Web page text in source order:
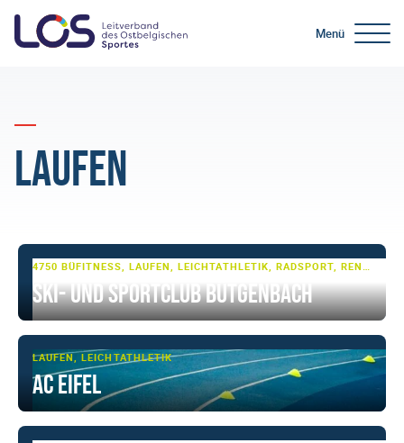
Menü
Laufen
4750 BÜTGENBACH
Ski- und Sportclub Bütgenbach
LAUFEN, LEICHTATHLETIK
AC Eifel